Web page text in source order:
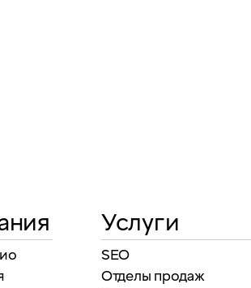
Услуги
SEO
Отделы продаж